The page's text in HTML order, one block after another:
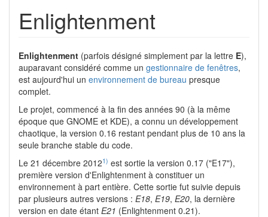
Enlightenment
Enlightenment (parfois désigné simplement par la lettre E),
auparavant considéré comme un gestionnaire de fenêtres,
est aujourd'hui un environnement de bureau presque
complet.
Le projet, commencé à la fin des années 90 (à la même
époque que GNOME et KDE), a connu un développement
chaotique, la version 0.16 restant pendant plus de 10 ans la
seule branche stable du code.
Le 21 décembre 20121) est sortie la version 0.17 ("E17"),
première version d'Enlightenment à constituer un
environnement à part entière. Cette sortie fut suivie depuis
par plusieurs autres versions : E18, E19, E20, la dernière
version en date étant E21 (Enlightenment 0.21).